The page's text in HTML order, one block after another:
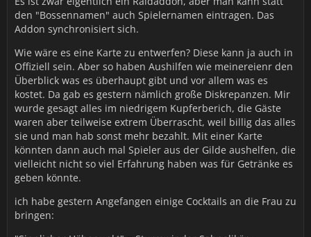
den "Bossennamen" auch Spielernamen eintragen. Das
Addon synchronisiert sich.
Wie wäre es eine Karte zu entwerfen? Diese kann ja auch in
Offiziell sein. Aber so haben Aushilfen wie meinereienr den
Überblick was es überhaupt gibt und vor allem was es
kostet. Da gab es gestern nämlich große Diskrepanzen. Mir
wurde gesagt alles im niedrigem Kupferberich, die Gäste
waren aber teilweise extrem Überrascht, weil billig das alles
sie und man hab sonst mehr bezahlt. Mit einer Karte
könnten dann auch mal Spieler aus der Gilde aushelfen, die
vielleicht nicht so viel Erfahrung haben was für Getränke es
geben könnte.
ich habe gestern Angefangen einige Cocktails an die Frau zu
bringen: